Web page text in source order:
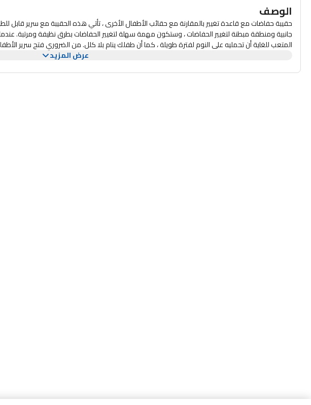
الوصف
حقيبة حفاضات مع قاعدة تغيير بالمقارنة مع حقائب الأطفال الأخرى ، تأتي هذه الحقيبة مع سرير قابل
جانبية ومنطقة مبطنة لتغيير الحفاضات ، وستكون مهمة سهلة لتغيير الحفاضات بطرق نظيفة ومرتبة.
معزولة حجم حقيبة الظهر الخاصة بالحفاضات حوالي 15 * 6 * 9
مثالية لبودرة الحليب والحفاضات والملابس والمرايل وبعض الألعاب. سهل التعليق على عربة الأطفال
عرض المزيد